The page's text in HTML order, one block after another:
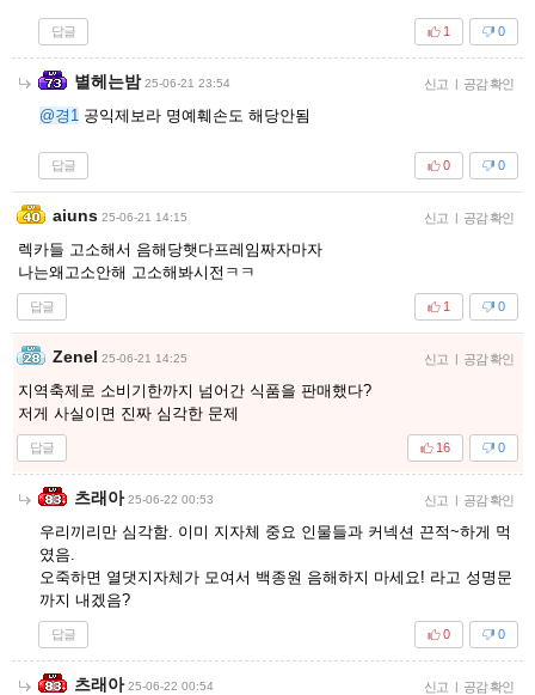
답글 0
1
별헤는밤 25-06-21 23:54 신고 | 공감 확인
@경1 공익제보라 명예훼손도 해당안됨
답글 0
0
aiuns 25-06-21 14:15 신고 | 공감 확인
렉카들 고소해서 음해당햇다프레임짜자마자
나는왜고소안해 고소해봐시전ㅋㅋ
답글 0
1
Zenel 25-06-21 14:25 신고 | 공감 확인
지역축제로 소비기한까지 넘어간 식품을 판매했다?
저게 사실이면 진짜 심각한 문제
답글 0
16
츠래아 25-06-22 00:53 신고 | 공감 확인
우리끼리만 심각함. 이미 지자체 중요 인물들과 커넥션 끈적~하게 먹
였음.
오죽하면 열댓지자체가 모여서 백종원 음해하지 마세요! 라고 성명문
까지 내겠음?
답글 0
0
츠래아 25-06-22 00:54 신고 | 공감 확인